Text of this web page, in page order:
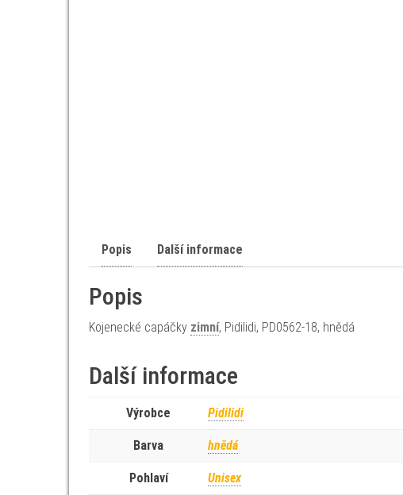
Popis Další informace
Popis
Kojenecké capáčky zimní, Pidilidi, PD0562-18, hnědá
Další informace
Výrobce Pidilidi
Barva hnědá
Pohlaví Unisex